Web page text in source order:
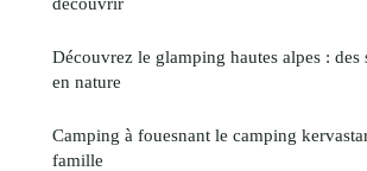
Découvrez le glamping hautes alpes : des
en nature
Camping à fouesnant le camping
famille